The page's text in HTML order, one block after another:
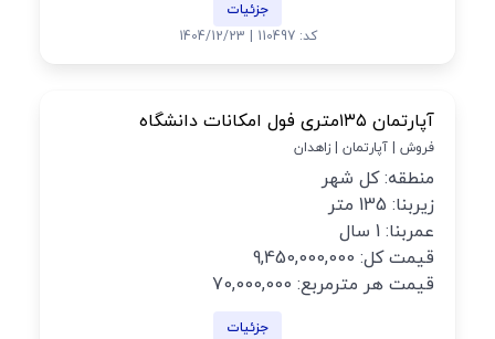
جزئیات
کد: 110497 | 1404/12/23
آپارتمان ۱۳۵متری فول امکانات دانشگاه
فروش | آپارتمان | زاهدان
منطقه: کل شهر
زیربنا: 135 متر
عمربنا: 1 سال
قیمت کل: 9,450,000,000
قیمت هر مترمربع: 70,000,000
جزئیات